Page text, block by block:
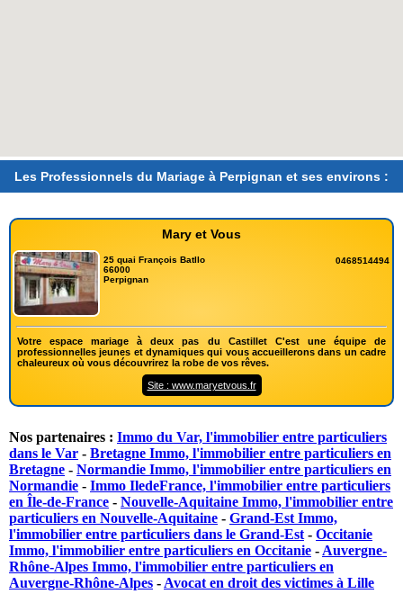
Les Professionnels du Mariage à Perpignan et ses environs :
Mary et Vous
25 quai François Batllo
66000
Perpignan
0468514494
Votre espace mariage à deux pas du Castillet C'est une équipe de
professionnelles jeunes et dynamiques qui vous accueillerons dans un cadre
chaleureux où vous découvrirez la robe de vos rêves.
Site : www.maryetvous.fr
Nos partenaires : Immo du Var, l'immobilier entre particuliers
dans le Var - Bretagne Immo, l'immobilier entre particuliers en
Bretagne - Normandie Immo, l'immobilier entre particuliers en
Normandie - Immo IledeFrance, l'immobilier entre particuliers
en Île-de-France - Nouvelle-Aquitaine Immo, l'immobilier entre
particuliers en Nouvelle-Aquitaine - Grand-Est Immo,
l'immobilier entre particuliers dans le Grand-Est - Occitanie
Immo, l'immobilier entre particuliers en Occitanie - Auvergne-
Rhône-Alpes Immo, l'immobilier entre particuliers en
Auvergne-Rhône-Alpes - Avocat en droit des victimes à Lille